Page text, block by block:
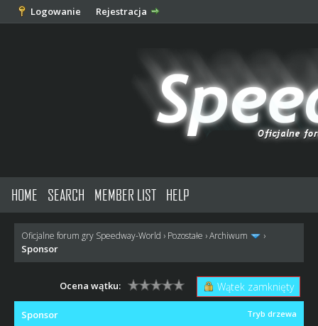
Logowanie Rejestracja
HOME SEARCH MEMBER LIST HELP
Oficjalne forum gry Speedway-World › Pozostałe ›Archiwum ›
Sponsor
Wątek zamknięty
Ocena wątku:
Tryb drzewa
Sponsor